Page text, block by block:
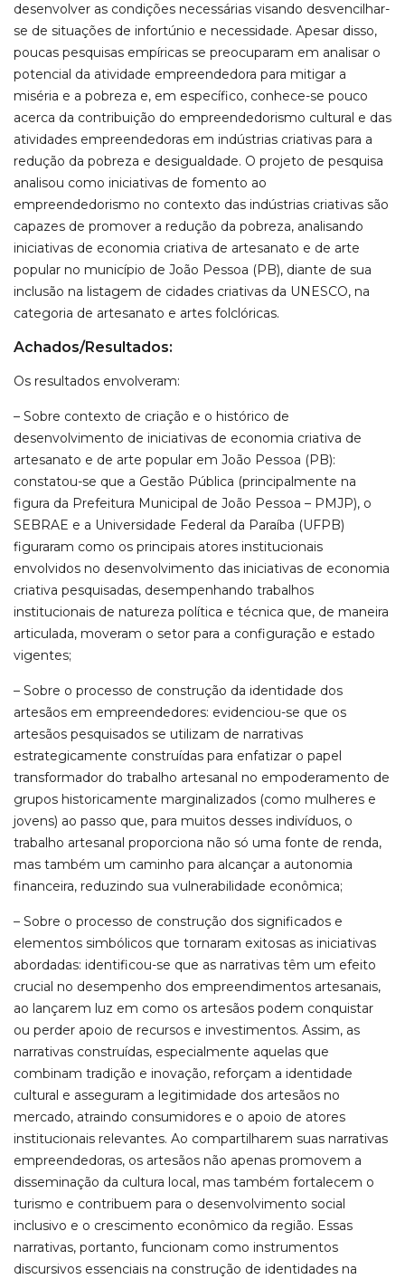
desenvolver as condições necessárias visando desvencilhar-
se de situações de infortúnio e necessidade. Apesar disso,
poucas pesquisas empíricas se preocuparam em analisar o
potencial da atividade empreendedora para mitigar a
miséria e a pobreza e, em específico, conhece-se pouco
acerca da contribuição do empreendedorismo cultural e das
atividades empreendedoras em indústrias criativas para a
redução da pobreza e desigualdade. O projeto de pesquisa
analisou como iniciativas de fomento ao
empreendedorismo no contexto das indústrias criativas são
capazes de promover a redução da pobreza, analisando
iniciativas de economia criativa de artesanato e de arte
popular no município de João Pessoa (PB), diante de sua
inclusão na listagem de cidades criativas da UNESCO, na
categoria de artesanato e artes folclóricas.
Achados/Resultados:
Os resultados envolveram:
– Sobre contexto de criação e o histórico de
desenvolvimento de iniciativas de economia criativa de
artesanato e de arte popular em João Pessoa (PB):
constatou-se que a Gestão Pública (principalmente na
figura da Prefeitura Municipal de João Pessoa – PMJP), o
SEBRAE e a Universidade Federal da Paraíba (UFPB)
figuraram como os principais atores institucionais
envolvidos no desenvolvimento das iniciativas de economia
criativa pesquisadas, desempenhando trabalhos
institucionais de natureza política e técnica que, de maneira
articulada, moveram o setor para a configuração e estado
vigentes;
– Sobre o processo de construção da identidade dos
artesãos em empreendedores: evidenciou-se que os
artesãos pesquisados se utilizam de narrativas
estrategicamente construídas para enfatizar o papel
transformador do trabalho artesanal no empoderamento de
grupos historicamente marginalizados (como mulheres e
jovens) ao passo que, para muitos desses indivíduos, o
trabalho artesanal proporciona não só uma fonte de renda,
mas também um caminho para alcançar a autonomia
financeira, reduzindo sua vulnerabilidade econômica;
– Sobre o processo de construção dos significados e
elementos simbólicos que tornaram exitosas as iniciativas
abordadas: identificou-se que as narrativas têm um efeito
crucial no desempenho dos empreendimentos artesanais,
ao lançarem luz em como os artesãos podem conquistar
ou perder apoio de recursos e investimentos. Assim, as
narrativas construídas, especialmente aquelas que
combinam tradição e inovação, reforçam a identidade
cultural e asseguram a legitimidade dos artesãos no
mercado, atraindo consumidores e o apoio de atores
institucionais relevantes. Ao compartilharem suas narrativas
empreendedoras, os artesãos não apenas promovem a
disseminação da cultura local, mas também fortalecem o
turismo e contribuem para o desenvolvimento social
inclusivo e o crescimento econômico da região. Essas
narrativas, portanto, funcionam como instrumentos
discursivos essenciais na construção de identidades na